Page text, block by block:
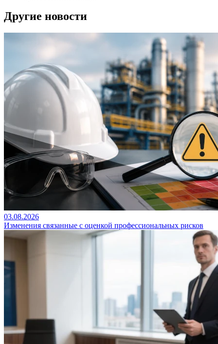
Другие новости
03.08.2026
Изменения связанные с оценкой профессиональных рисков